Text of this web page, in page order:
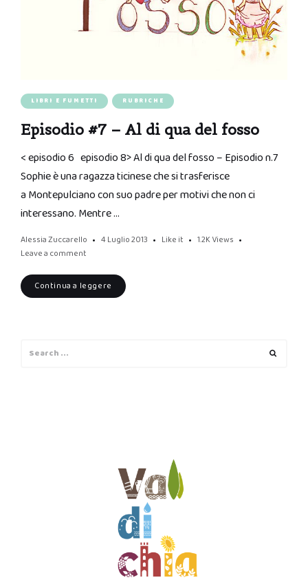
LIBRI E FUMETTI RUBRICHE
Episodio #7 – Al di qua del fosso
< episodio 6 episodio 8> Al di qua del fosso – Episodio n.7
Sophie è una ragazza ticinese che si trasferisce
a Montepulciano con suo padre per motivi che non ci
interessano. Mentre …
Alessia Zuccarello 4 Luglio 2013 Like it 1.2K Views
Leave a comment
Continua a leggere
for: